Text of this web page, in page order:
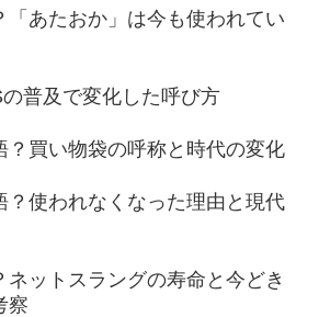
「あたおか」は今も使われてい
普及で変化した呼び方
？買い物袋の呼称と時代の変化
？使われなくなった理由と現代
ットスラングの寿命と今どき
察